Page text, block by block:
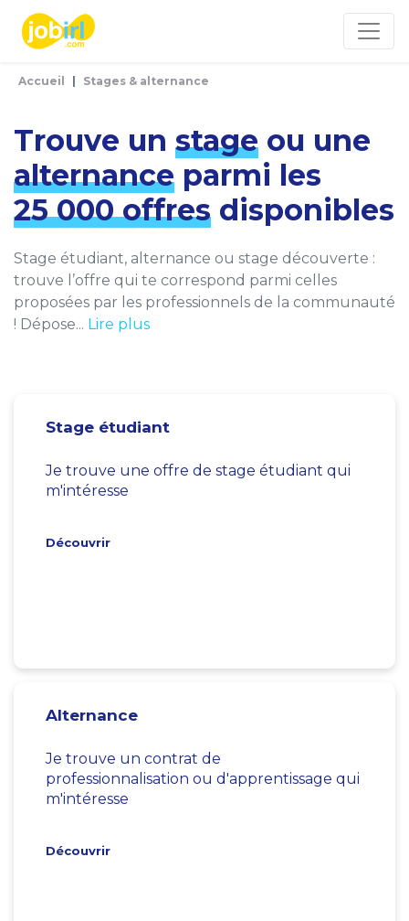
Accueil Stages & alternance
Trouve un stage ou une
alternance parmi les
25 000 offres disponibles
Stage étudiant, alternance ou stage découverte :
trouve l’offre qui te correspond parmi celles
proposées par les professionnels de la communauté
! Dépose... Lire plus
Stage étudiant
Je trouve une offre de stage étudiant qui
m'intéresse
Découvrir
Alternance
Je trouve un contrat de
professionnalisation ou d'apprentissage qui
m'intéresse
Découvrir
Panneau de gestion des cookies